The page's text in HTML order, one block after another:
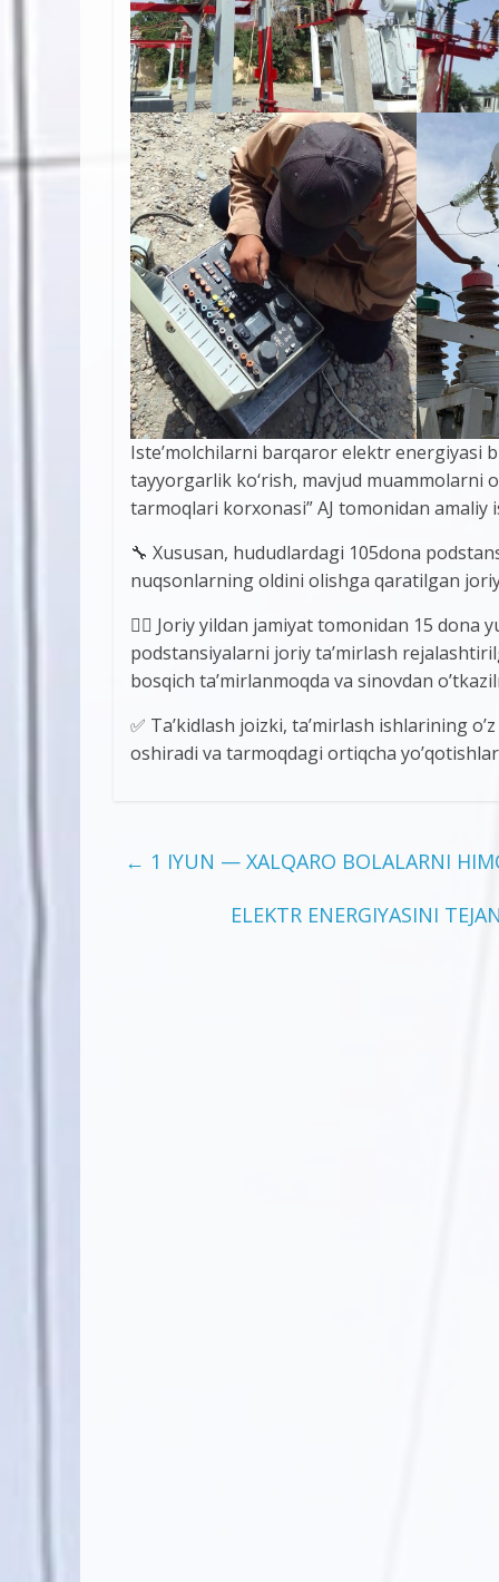
Iste’molchilarni barqaror elektr energiyasi
tayyorgarlik ko‘rish, mavjud muammolarni
tarmoqlari korxonasi” AJ tomonidan amaliy
🔧 Xususan, hududlardagi 105dona
nuqsonlarning oldini olishga qaratilgan
👷‍♂️ Joriy yildan jamiyat tomonidan 15
podstansiyalarni joriy ta’mirlash
bosqich ta’mirlanmoqda va sinovdan
✅ Ta’kidlash joizki, ta’mirlash ishlarining
oshiradi va tarmoqdagi ortiqcha
← 1 IYUN — XALQARO BOLALARNI
ELEKTR ENERGIYASINI